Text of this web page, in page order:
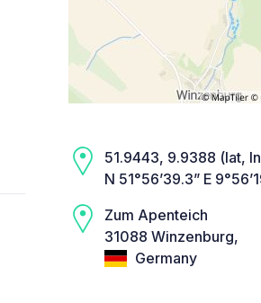
51.9443, 9.9388 (lat,
N 51°56’39.3” E
Zum Apenteich
31088 Winzenburg,
Germany